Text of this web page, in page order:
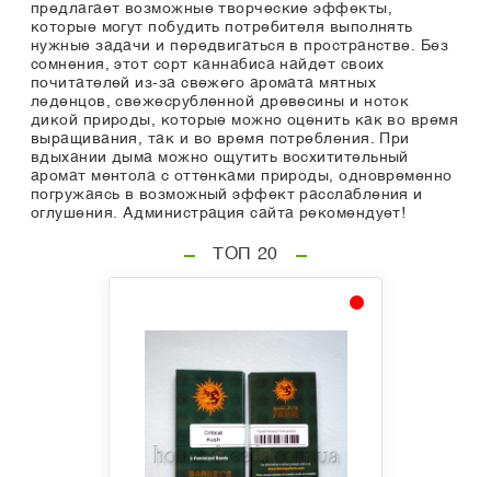
предлагает возможные творческие эффекты,
которые могут побудить потребителя выполнять
нужные задачи и передвигаться в пространстве. Без
сомнения, этот сорт каннабиса найдет своих
почитателей из-за свежего аромата мятных
леденцов, свежесрубленной древесины и ноток
дикой природы, которые можно оценить как во время
выращивания, так и во время потребления. При
вдыхании дыма можно ощутить восхитительный
аромат ментола с оттенками природы, одновременно
погружаясь в возможный эффект расслабления и
оглушения. Администрация сайта рекомендует!
ТОП 20